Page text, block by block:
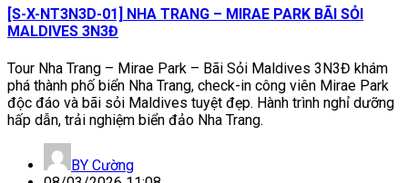
[S-X-NT3N3D-01] NHA TRANG – MIRAE PARK BÃI SỎI
MALDIVES 3N3Đ
Tour Nha Trang – Mirae Park – Bãi Sỏi Maldives 3N3Đ khám
phá thành phố biển Nha Trang, check-in công viên Mirae Park
độc đáo và bãi sỏi Maldives tuyệt đẹp. Hành trình nghỉ dưỡng
hấp dẫn, trải nghiệm biển đảo Nha Trang.
BY Cường